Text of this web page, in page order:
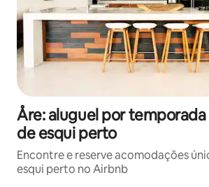
Åre: aluguel por
de esqui perto
Encontre e reserve acomodações
esqui perto no Airbnb